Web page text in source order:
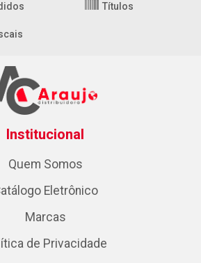
Títulos
Institucional
Quem Somos
Eletrônico
Marcas
de Privacidade